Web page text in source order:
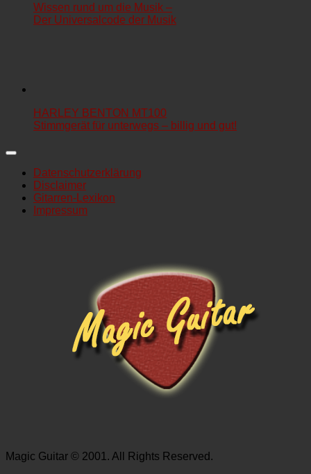
Wissen rund um die Musik –
Der Universalcode der Musik
HARLEY BENTON MT100
Stimmgerät für unterwegs – billig und gut!
Datenschutzerklärung
Disclaimer
Gitarren-Lexikon
Impressum
Magic Guitar © 2001. All Rights Reserved.